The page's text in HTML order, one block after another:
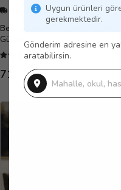
Uygun ürünleri
gerekmektedir.
Gönderim adresine en
aratabilirsin.
Aynı Gün Ücretsiz Teslimat
Beyaz Sedefli Vazoda
Güller
(11)
719,99 TL